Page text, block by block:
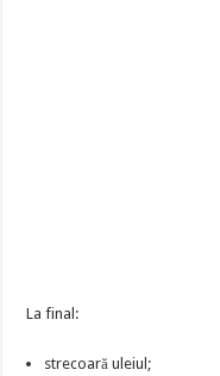
La final:
strecoară uleiul;